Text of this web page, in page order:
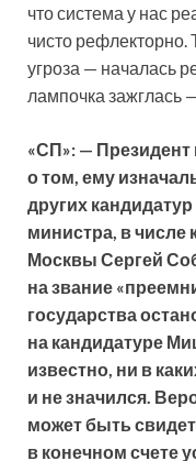
что система у нас
чисто рефлекторно.
угроза — началась
лампочка зажглась
«СП»: — Президент
о том, ему
других
министра, в
Москвы Сергей
на звание
государства
на кандидатуре
известно, ни в
и не значился.
может быть
в конечном счете